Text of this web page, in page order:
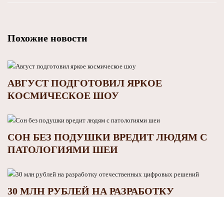
Похожие новости
АВГУСТ ПОДГОТОВИЛ ЯРКОЕ
КОСМИЧЕСКОЕ ШОУ
СОН БЕЗ ПОДУШКИ ВРЕДИТ ЛЮДЯМ С
ПАТОЛОГИЯМИ ШЕИ
30 МЛН РУБЛЕЙ НА РАЗРАБОТКУ